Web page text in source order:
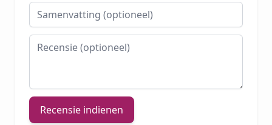
Samenvatting
Recensie
Recensie indienen